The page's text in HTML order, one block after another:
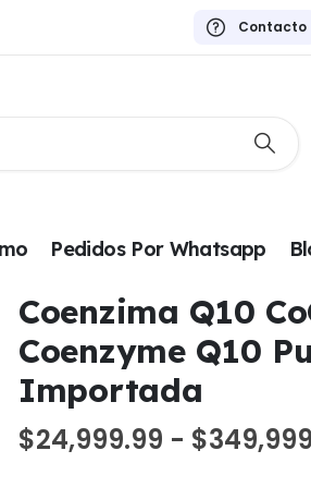
Contacto
Pedidos Por Whatsapp
Coenzima Q10
Coenzyme Q10
Importada
$24,999.99 - $